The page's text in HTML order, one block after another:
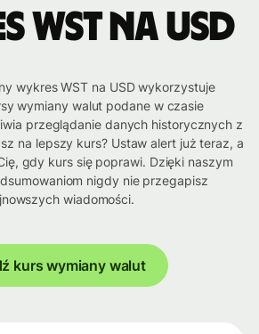
WST na USD
wykres WST na USD wykorzystuje
wymiany walut podane w czasie
przeglądanie danych historycznych z
na lepszy kurs? Ustaw alert już teraz, a
gdy kurs się poprawi. Dzięki naszym
nigdy nie przegapisz
wiadomości.
kurs wymiany walut